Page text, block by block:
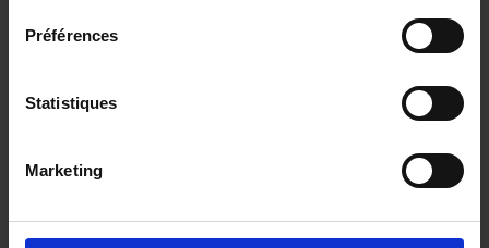
Préférences
Statistiques
Marketing
100 BVM6 Bastille
ou à partir de261.08 €/mois